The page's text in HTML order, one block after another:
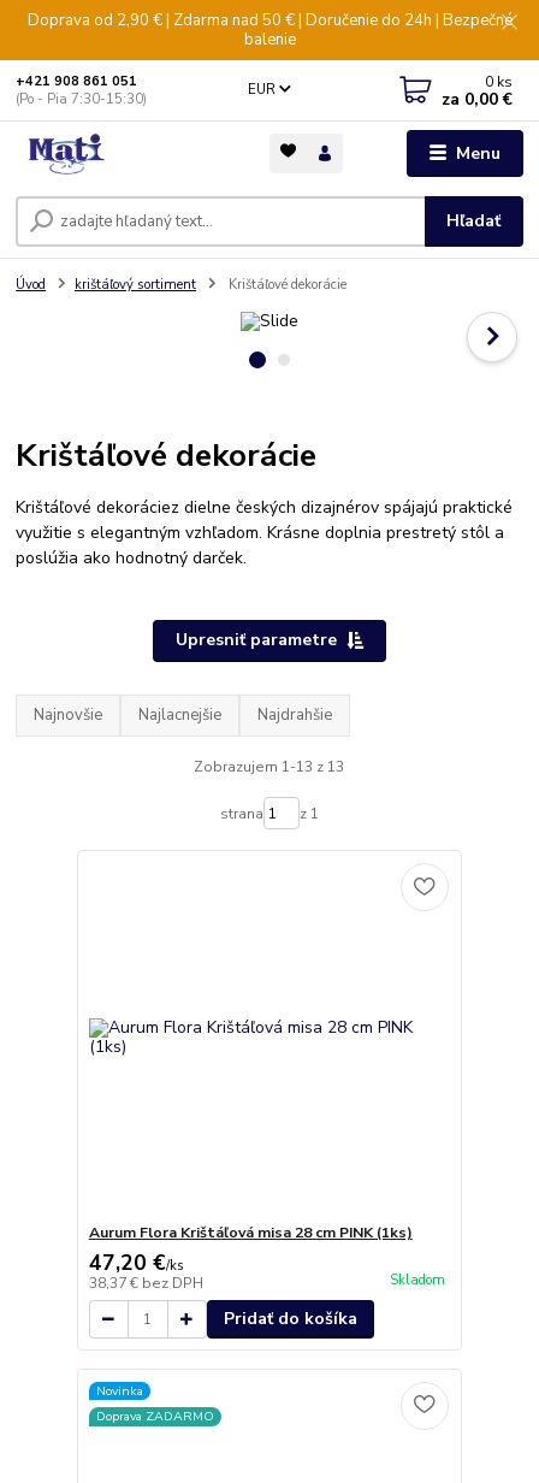
Doprava od 2,90 € | Zdarma nad 50 € | Doručenie do 24h | Bezpečné
balenie
Menu
EUR
Hľadať
+421 908 861 051
(Po - Pia 7:30-15:30)
0 ks
za 0,00 €
Úvod krištáľový sortiment Krištáľové dekorácie
Krištáľové dekorácie
Krištáľové dekoráciez dielne českých dizajnérov spájajú praktické
využitie s elegantným vzhľadom. Krásne doplnia prestretý stôl a
poslúžia ako hodnotný darček.
Upresniť parametre
Najnovšie Najlacnejšie Najdrahšie
Zobrazujem 1-13 z 13
strana z 1
Aurum Flora Krištáľová misa 28 cm PINK (1ks)
47,20 €/ks
38,37 € bez DPH Skladom
Pridať do košíka
Novinka
Doprava ZADARMO